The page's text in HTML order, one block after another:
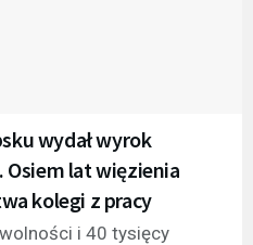
wydał wyrok
lat więzienia
kolegi z pracy
i 40 tysięcy